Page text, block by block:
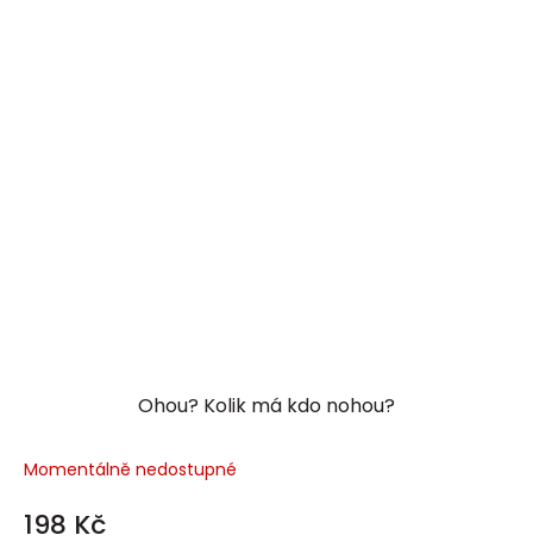
Ohou? Kolik má kdo nohou?
Momentálně nedostupné
198 Kč